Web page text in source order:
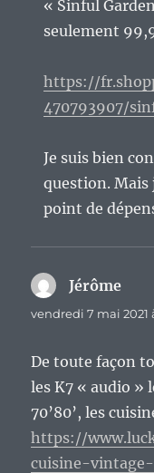
« Sinful
seulement
https://
470793907/
Je suis bien
question. Mais
point de
Jérôme
vendredi 7 mai 2021
De toute façon
les K7 « audio »
70’80’, les
https://
cuisine-